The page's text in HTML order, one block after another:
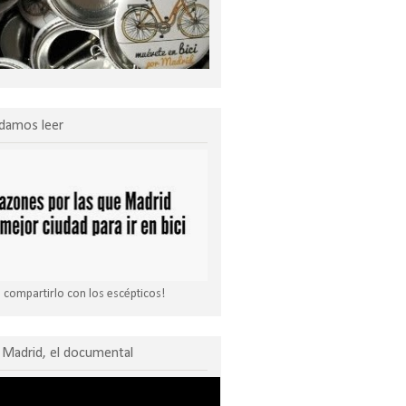
leer
compartirlo con los escépticos!
el documental